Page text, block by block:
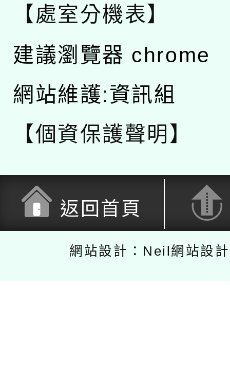
【處室分機表】
建議瀏覽器 chrome
網站維護:資訊組
【個資保護聲明】
返回首頁
網站設計：Neil網站設